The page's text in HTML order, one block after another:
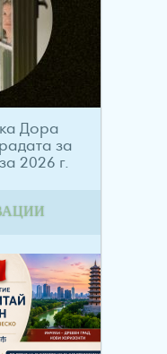
Дора
за
2026 г.